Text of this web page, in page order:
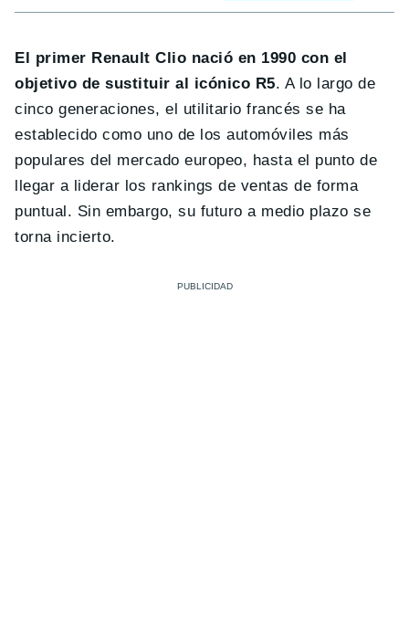
El primer Renault Clio nació en 1990 con el
objetivo de sustituir al icónico R5. A lo largo de
cinco generaciones, el utilitario francés se ha
establecido como uno de los automóviles más
populares del mercado europeo, hasta el punto de
llegar a liderar los rankings de ventas de forma
puntual. Sin embargo, su futuro a medio plazo se
torna incierto.